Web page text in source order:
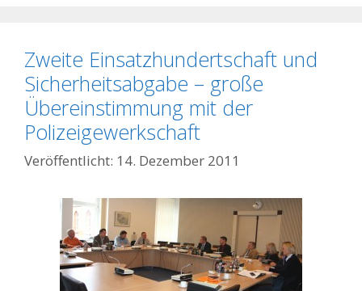
Zweite Einsatzhundertschaft und
Sicherheitsabgabe – große
Übereinstimmung mit der
Polizeigewerkschaft
14. Dezember 2011